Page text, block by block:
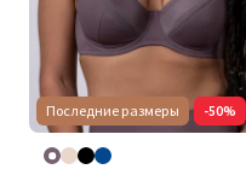
Последние размеры -50%